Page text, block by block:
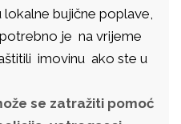
bujične poplave,
je na vrijeme
imovinu ako ste u
se zatražiti pomoć